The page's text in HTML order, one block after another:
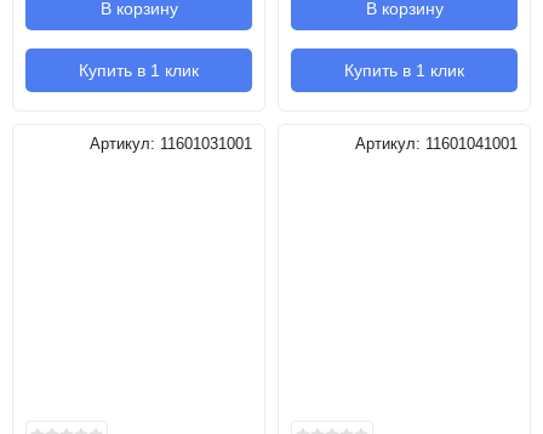
В корзину
Купить в 1 клик
В корзину
Купить в 1 клик
Артикул: 11601031001 Артикул: 11601041001